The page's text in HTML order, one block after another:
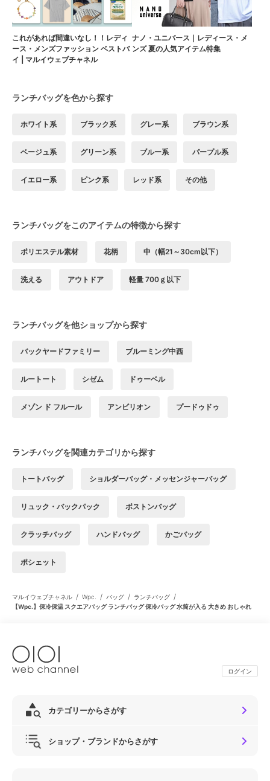
これがあれば間違いなし！！レディ
ース・メンズファッション ベストバ
イ | マルイウェブチャネル
ナノ・ユニバース｜レディース・メ
ンズ 夏の人気アイテム特集
ランチバッグを色から探す
ホワイト系 ブラック系 グレー系 ブラウン系
ベージュ系 グリーン系 ブルー系 パープル系
イエロー系 ピンク系 レッド系 その他
ランチバッグをこのアイテムの特徴から探す
ポリエステル素材 花柄 中（幅21～30cm以下）
洗える アウトドア 軽量 700ｇ以下
ランチバッグを他ショップから探す
バックヤードファミリー ブルーミング中西
ルートート シゼム ドゥーベル
メゾン ド フルール アンビリオン プードゥドゥ
ランチバッグを関連カテゴリから探す
トートバッグ ショルダーバッグ・メッセンジャーバッグ
リュック・バックパック ボストンバッグ
クラッチバッグ ハンドバッグ かごバッグ
ポシェット
マルイウェブチャネル / Wpc. / バッグ / ランチバッグ /
【Wpc.】保冷保温 スクエアバッグ ランチバッグ 保冷バッグ 水筒が入る 大きめ おしゃれ
ログイン
カテゴリーからさがす
ショップ・ブランドからさがす